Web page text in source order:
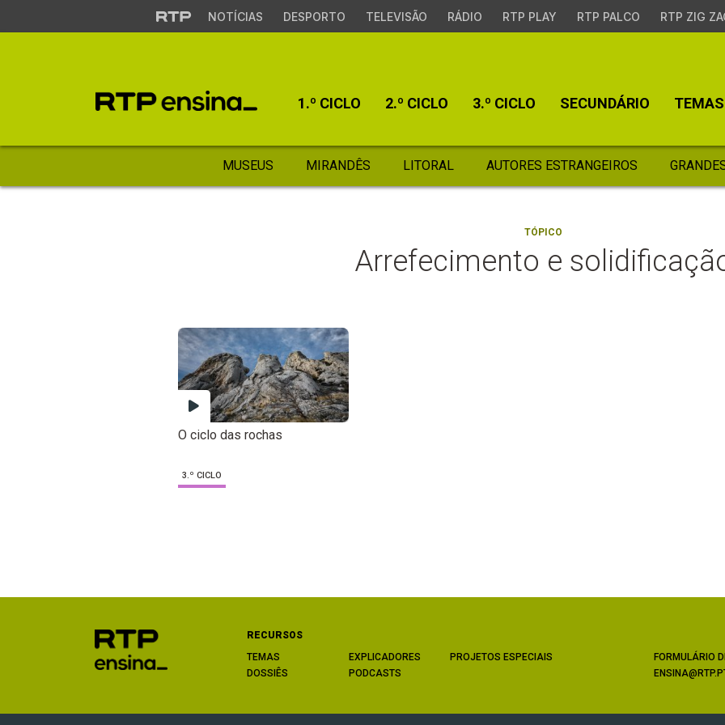
NOTÍCIAS DESPORTO TELEVISÃO RÁDIO RTP PLAY RTP PALCO RTP ZIG
1.º CICLO 2.º CICLO 3.º CICLO SECUNDÁRIO TEMAS
MUSEUS MIRANDÊS LITORAL AUTORES ESTRANGEIROS
TÓPICO
Arrefecimento e
O ciclo das rochas
3.º CICLO
RECURSOS
TEMAS
DOSSIÊS
EXPLICADORES
PODCASTS
PROJETOS ESPECIAIS
FORMULÁRIO